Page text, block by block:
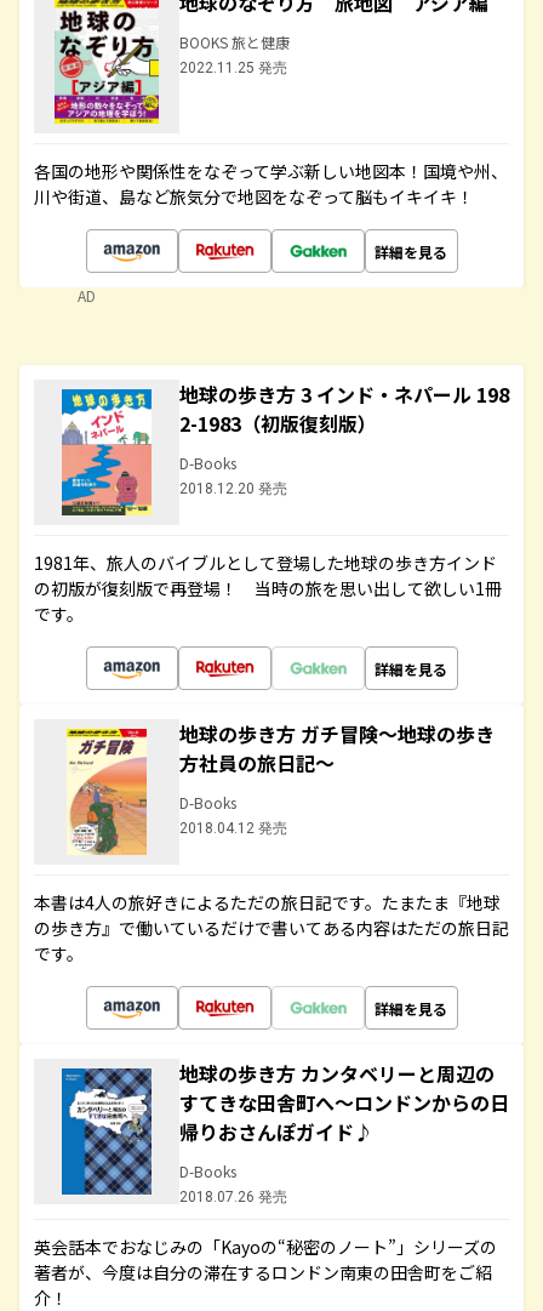
BOOKS 旅と健康
2022.11.25 発売
各国の地形や関係性をなぞって学ぶ新しい地図本！国境や州、
川や街道、島など旅気分で地図をなぞって脳もイキイキ！
詳細を見る
AD
地球の歩き方 3 インド・ネパール 198
2-1983（初版復刻版）
D-Books
2018.12.20 発売
1981年、旅人のバイブルとして登場した地球の歩き方インド
の初版が復刻版で再登場！ 当時の旅を思い出して欲しい1冊
です。
詳細を見る
地球の歩き方 ガチ冒険～地球の歩き
方社員の旅日記～
D-Books
2018.04.12 発売
本書は4人の旅好きによるただの旅日記です。たまたま『地球
の歩き方』で働いているだけで書いてある内容はただの旅日記
です。
詳細を見る
地球の歩き方 カンタベリーと周辺の
すてきな田舎町へ～ロンドンからの日
帰りおさんぽガイド♪
D-Books
2018.07.26 発売
英会話本でおなじみの「Kayoの“秘密のノート”」シリーズの
著者が、今度は自分の滞在するロンドン南東の田舎町をご紹
介！